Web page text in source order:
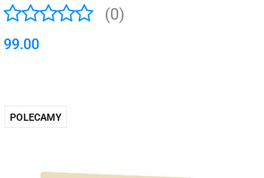
(0)
99.00
POLECAMY